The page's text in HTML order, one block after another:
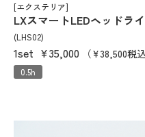
[エクステリア]
LXスマートLEDヘッドラ
(LHS02)
1set ¥35,000 （¥38,500税込
0.5h